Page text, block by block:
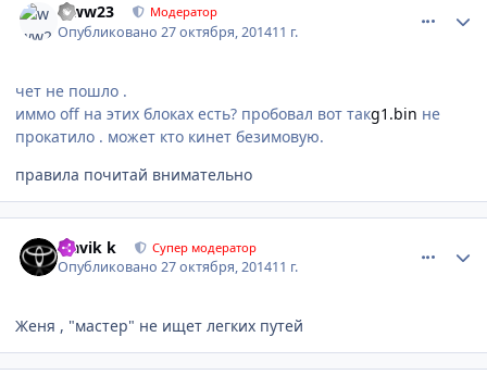
www23 Модератор
Опубликовано27 октября, 201411 г.
чет не пошло .
иммо off на этих блоках есть? пробовал вот такg1.bin не
прокатило . может кто кинет безимовую.
правила почитай внимательно
Slavik k Супер модератор
Опубликовано27 октября, 201411 г.
Женя , "мастер" не ищет легких путей